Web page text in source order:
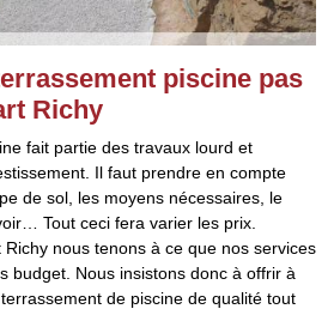
piscine pas
Richy
fait partie des travaux lourd et
Il faut prendre en compte
de sol, les moyens nécessaires, le
Tout ceci fera varier les prix.
nous tenons à ce que nos services
budget. Nous insistons donc à offrir à
de piscine de qualité tout